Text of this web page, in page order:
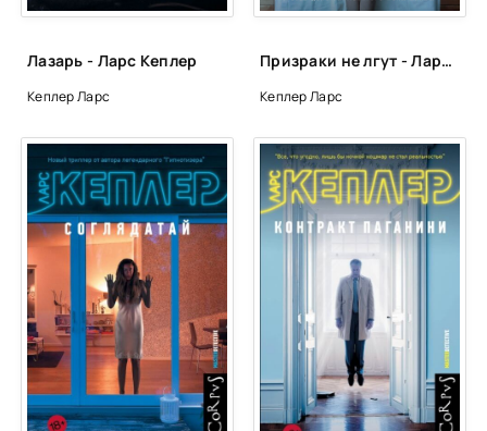
0026
0030
0031
0032
0035
0036
0037
0038
Лазарь - Ларс Кеплер
Кеплер Ларс
Призраки не лгут - Ларс Кеплер
Кеплер Ларс